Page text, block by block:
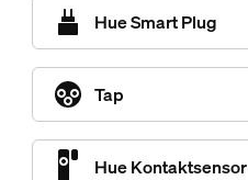
Hue Smart Plug
Tap
Hue Kontaktsensor